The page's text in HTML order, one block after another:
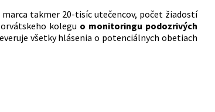
takmer 20-tisíc utečencov, počet žiadostí
kolegu o monitoringu podozrivých
všetky hlásenia o potenciálnych obetiach